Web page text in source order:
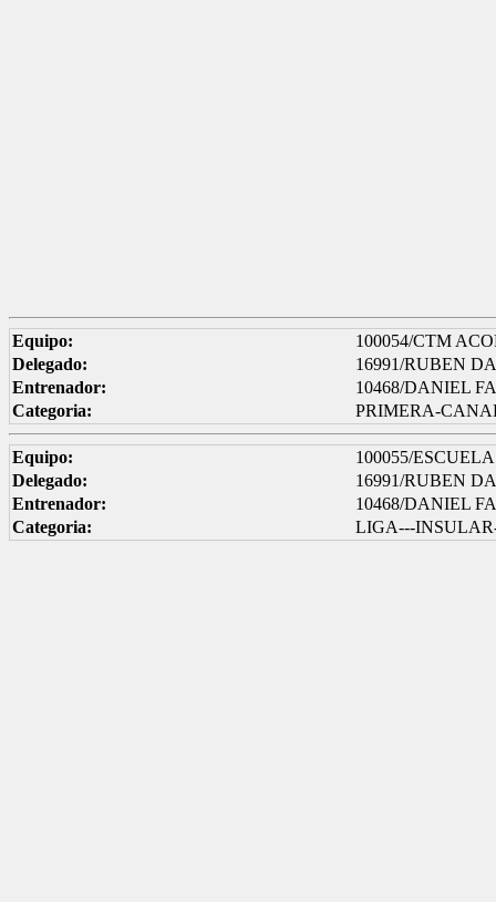
Equipo:
100054/CTM
Delegado:
16991/RUBEN
Entrenador:
10468/DANIEL
Categoria:
PRIMERA-
Equipo:
100055/
Delegado:
16991/RUBEN
Entrenador:
10468/DANIEL
Categoria:
LIGA---